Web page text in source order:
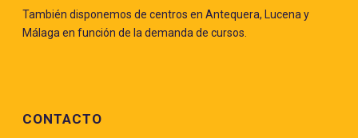
También disponemos de centros en Antequera, Lucena y
Málaga en función de la demanda de cursos.
CONTACTO